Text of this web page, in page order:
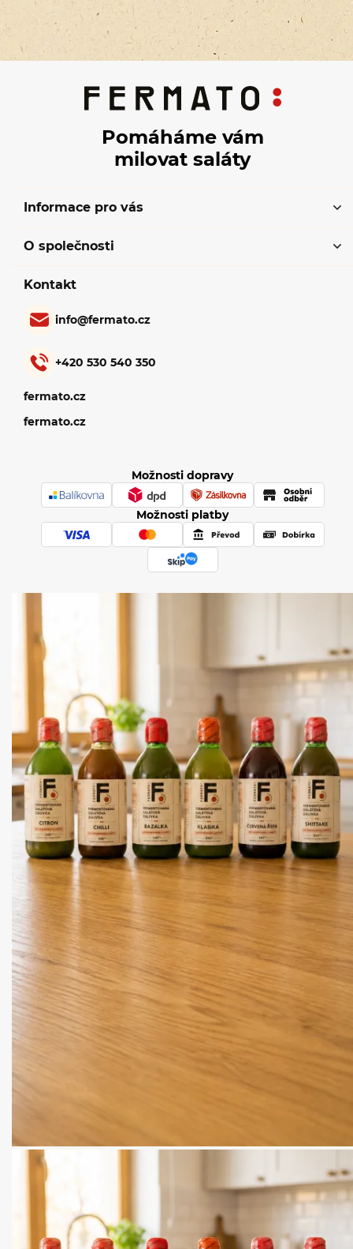
Pomáháme vám
milovat saláty
Informace pro vás
O společnosti
Kontakt
info@fermato.cz
+420 530 540 350
fermato.cz
fermato.cz
Možnosti dopravy
Možnosti platby